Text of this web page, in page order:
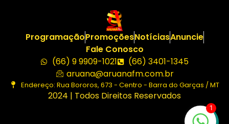
ProgramaçãoPromoçõesNotíciasAnuncie
Fale Conosco
(66) 9 9909-1021
(66) 3401-1345
aruana@aruanafm.com.br
Endereço: Rua Bororos, 673 - Centro - Barra do Garças / MT
2024 | Todos Direitos Reservados
1